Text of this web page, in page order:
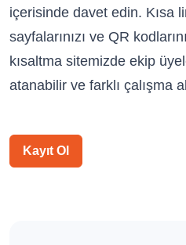
içerisinde davet edin. Kısa
sayfalarınızı ve QR
kısaltma sitemizde ekip
atanabilir ve farklı çalışma
Kayıt Ol